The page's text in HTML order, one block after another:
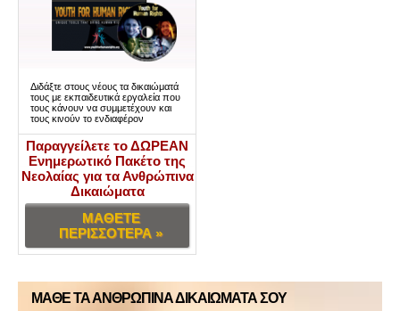
Διδάξτε στους νέους τα δικαιώματά
τους με εκπαιδευτικά εργαλεία που
τους κάνουν να συμμετέχουν και
τους κινούν το ενδιαφέρον
Παραγγείλετε το ΔΩΡΕΑΝ
Ενημερωτικό Πακέτο της
Νεολαίας για τα Ανθρώπινα
Δικαιώματα
ΜΑΘΕΤΕ
ΠΕΡΙΣΣΟΤΕΡΑ »
ΜΑΘΕ ΤΑ ΑΝΘΡΩΠΙΝΑ ΔΙΚΑΙΩΜΑΤΑ ΣΟΥ